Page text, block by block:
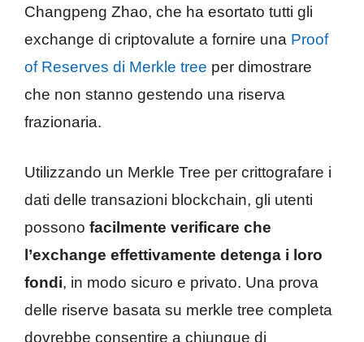
Changpeng Zhao, che ha esortato tutti gli
exchange di criptovalute a fornire una Proof
of Reserves di Merkle tree per dimostrare
che non stanno gestendo una riserva
frazionaria.
Utilizzando un Merkle Tree per crittografare i
dati delle transazioni blockchain, gli utenti
possono facilmente verificare che
l’exchange effettivamente detenga i loro
fondi, in modo sicuro e privato. Una prova
delle riserve basata su merkle tree completa
dovrebbe consentire a chiunque di